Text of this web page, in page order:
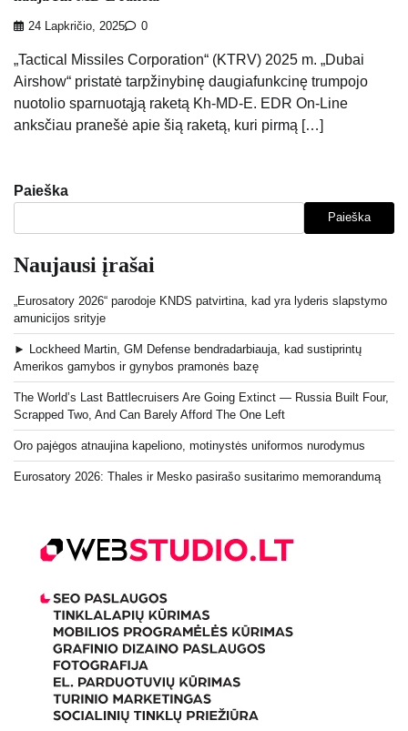
24 Lapkričio, 2025 0
„Tactical Missiles Corporation“ (KTRV) 2025 m. „Dubai
Airshow“ pristatė tarpžinybinę daugiafunkcinę trumpojo
nuotolio sparnuotąją raketą Kh-MD-E. EDR On-Line
anksčiau pranešė apie šią raketą, kuri pirmą […]
Paieška
Paieška
Naujausi įrašai
„Eurosatory 2026“ parodoje KNDS patvirtina, kad yra lyderis slapstymo
amunicijos srityje
► Lockheed Martin, GM Defense bendradarbiauja, kad sustiprintų
Amerikos gamybos ir gynybos pramonės bazę
The World’s Last Battlecruisers Are Going Extinct — Russia Built Four,
Scrapped Two, And Can Barely Afford The One Left
Oro pajėgos atnaujina kapeliono, motinystės uniformos nurodymus
Eurosatory 2026: Thales ir Mesko pasirašo susitarimo memorandumą